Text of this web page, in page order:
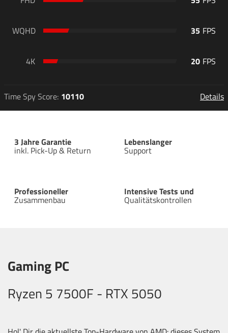
WQHD 35
4K 20
Time Spy Score 10110 Details
3 Jahre Garantie
inkl. Pick-Up & Return
Lebenslanger
Support
Professioneller
Zusammenbau
Intensive Tests und
Qualitätskontrollen
Gaming PC
Ryzen 5 7500F - RTX 5050